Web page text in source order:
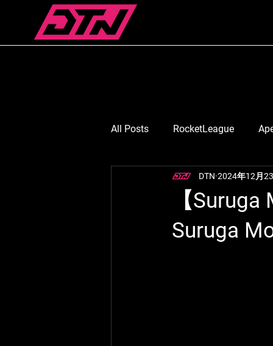
All Posts RocketLeague
スマブラ Suruga Monkey
七浬憂/ななりうい 月島
【
Suruga
DTN 2024年12月